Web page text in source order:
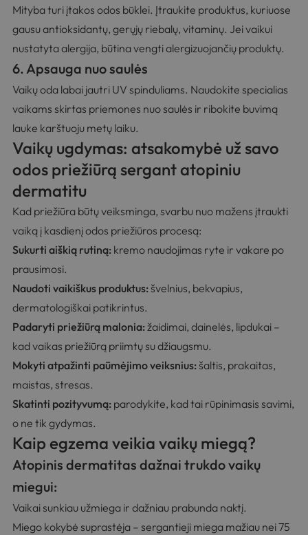
Mityba turi įtakos odos būklei. Įtraukite produktus, kuriuose
gausu antioksidantų, gerųjų riebalų, vitaminų. Jei vaikui
nustatyta alergija, būtina vengti alergizuojančių produktų.
6. Apsauga nuo saulės
Vaikų oda labai jautri UV spinduliams. Naudokite specialias
vaikams skirtas priemones nuo saulės ir ribokite buvimą
lauke karštuoju metų laiku.
Vaikų ugdymas: atsakomybė už savo
odos priežiūrą sergant atopiniu
dermatitu
Kad priežiūra būtų veiksminga, svarbu nuo mažens įtraukti
vaiką į kasdienį odos priežiūros procesą:
Sukurti aiškią rutiną: kremo naudojimas ryte ir vakare po
prausimosi.
Naudoti vaikiškus produktus:švelnius, bekvapius,
dermatologiškai patikrintus.
Padaryti priežiūrą malonia:žaidimai, dainelės, lipdukai –
kad vaikas priežiūrą priimtų su džiaugsmu.
Mokyti atpažinti paūmėjimo veiksnius:šaltis, prakaitas,
maistas, stresas.
Skatinti pozityvumą: parodykite, kad tai rūpinimasis savimi,
o ne tik gydymas.
Kaip egzema veikia vaikų miegą?
Atopinis dermatitas dažnai trukdo vaikų
miegui:
Vaikai sunkiau užmiega ir dažniau prabunda naktį.
Miego kokybė suprastėja – sergantieji miega mažiau nei 75